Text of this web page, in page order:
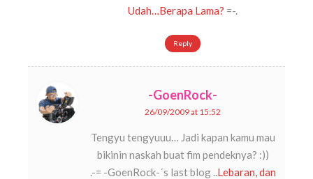
Udah…Berapa Lama? =-.
Reply
-GoenRock-
26/09/2009 at 15:52
Tengyu tengyuuu… Jadi kapan kamu mau
bikinin naskah buat fim pendeknya? :))
.-= -GoenRock-´s last blog ..Lebaran, dan